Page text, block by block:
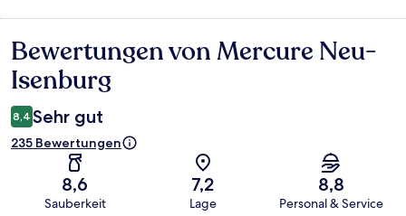
Bewertungen
Bewertungen von Mercure Neu-
Isenburg
8,4 Sehr gut
235 Bewertungen
8,6
Sauberkeit
7,2
Lage
8,8
Personal & Service